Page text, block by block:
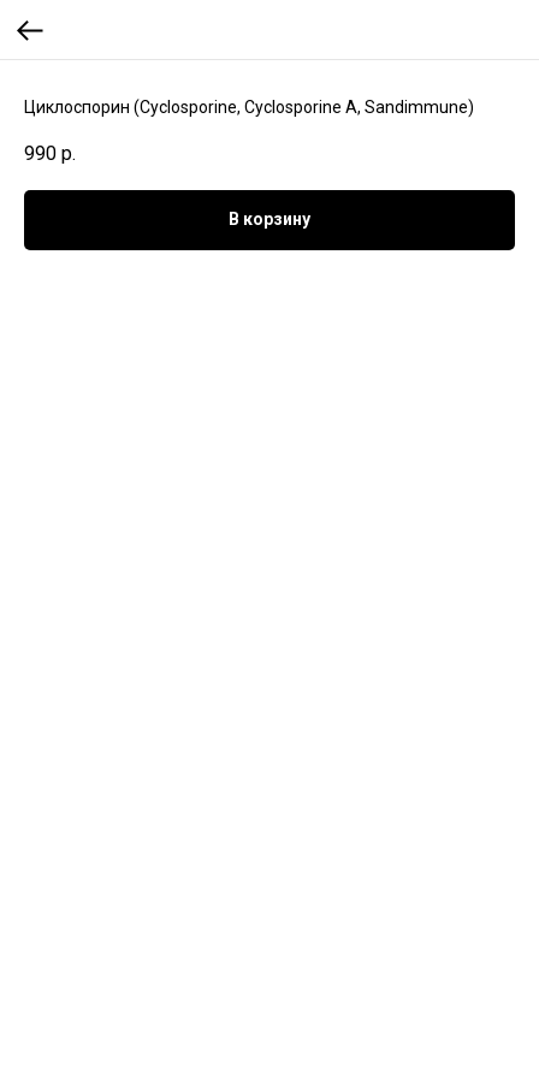
Циклоспорин (Cyclosporine, Cyclosporine A, Sandimmune)
990 р.
В корзину